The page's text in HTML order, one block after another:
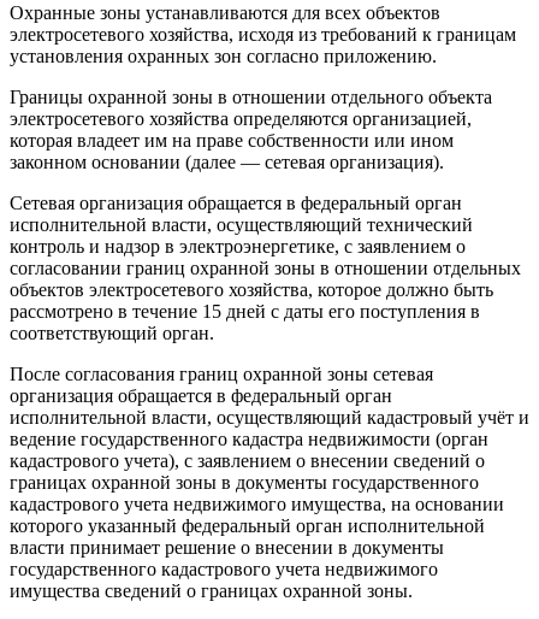
Охранные зоны устанавливаются для всех объектов
электросетевого хозяйства, исходя из требований к границам
установления охранных зон согласно приложению.
Границы охранной зоны в отношении отдельного объекта
электросетевого хозяйства определяются организацией,
которая владеет им на праве собственности или ином
законном основании (далее — сетевая организация).
Сетевая организация обращается в федеральный орган
исполнительной власти, осуществляющий технический
контроль и надзор в электроэнергетике, с заявлением о
согласовании границ охранной зоны в отношении отдельных
объектов электросетевого хозяйства, которое должно быть
рассмотрено в течение 15 дней с даты его поступления в
соответствующий орган.
После согласования границ охранной зоны сетевая
организация обращается в федеральный орган
исполнительной власти, осуществляющий кадастровый учёт и
ведение государственного кадастра недвижимости (орган
кадастрового учета), с заявлением о внесении сведений о
границах охранной зоны в документы государственного
кадастрового учета недвижимого имущества, на основании
которого указанный федеральный орган исполнительной
власти принимает решение о внесении в документы
государственного кадастрового учета недвижимого
имущества сведений о границах охранной зоны.